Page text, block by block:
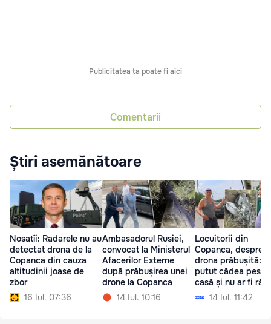
Publicitatea ta poate fi aici
Comentarii
Știri asemănătoare
Nosatîi: Radarele nu au
detectat drona de la
Copanca din cauza
altitudinii joase de
zbor
16 Iul. 07:36
Ambasadorul Rusiei,
convocat la Ministerul
Afacerilor Externe
după prăbușirea unei
drone la Copanca
14 Iul. 10:16
Locuitorii din
Copanca, despre
drona prăbușită:
putut cădea peste
casă și nu ar fi
nimic14 Iul. 11:42